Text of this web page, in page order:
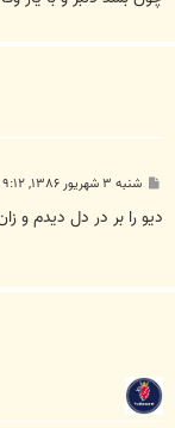
پ
ت
شنبه ۳ شهریور ۱۳۸۶, ۹:۱۲ ب.ظ
ديو را بر در دل ديدم و